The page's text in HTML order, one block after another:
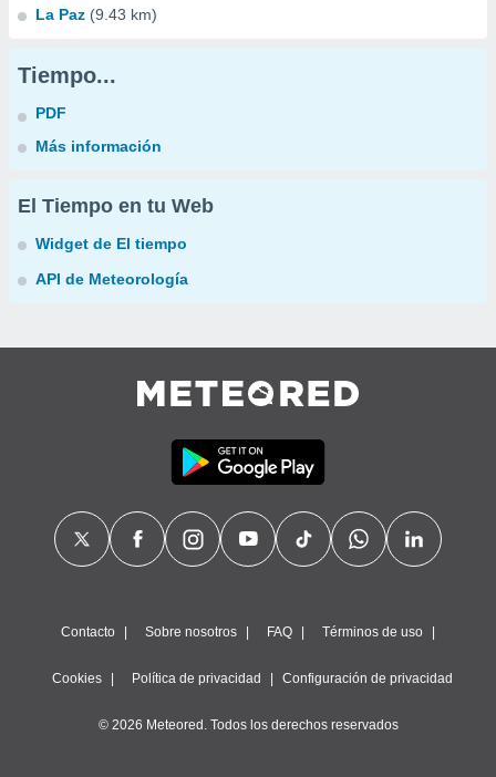
La Paz (9.43 km)
Tiempo...
PDF
Más información
El Tiempo en tu Web
Widget de El tiempo
API de Meteorología
Contacto Sobre nosotros FAQ Términos de uso
Cookies Política de privacidad Configuración de privacidad
© 2026 Meteored. Todos los derechos reservados